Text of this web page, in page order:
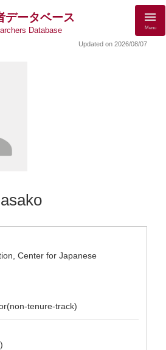
データベース
Database Menu
Updated on 2026/08/07
Center for Japanese
tenure-track)